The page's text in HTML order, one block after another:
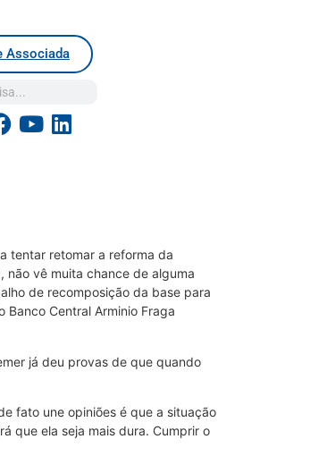
Associada
tentar retomar a reforma da
não vê muita chance de alguma
de recomposição da base para
Central Arminio Fraga
já deu provas de que quando
fato une opiniões é que a situação
que ela seja mais dura. Cumprir o